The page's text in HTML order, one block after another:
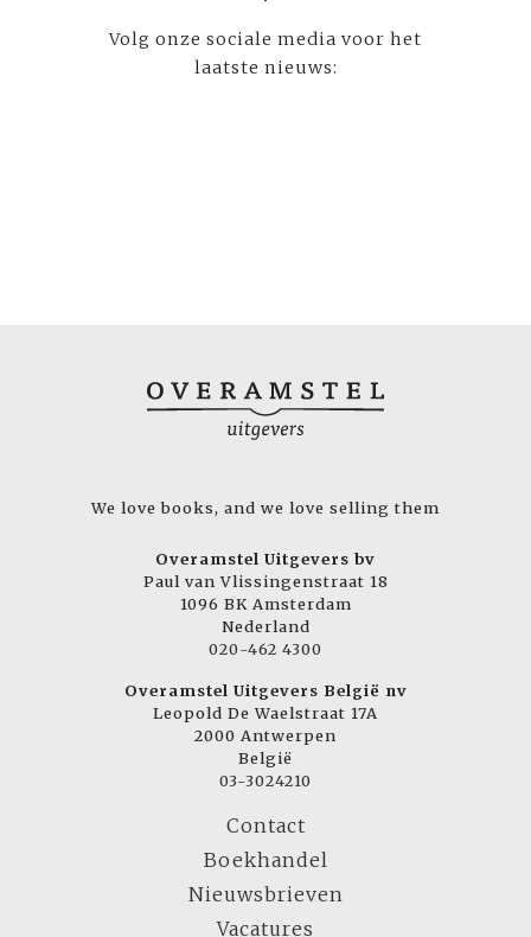
Volg onze sociale media voor het
laatste nieuws:
We love books, and we love selling them
Overamstel Uitgevers bv
Paul van Vlissingenstraat 18
1096 BK Amsterdam
Nederland
020-462 4300
Overamstel Uitgevers België nv
Leopold De Waelstraat 17A
2000 Antwerpen
België
03-3024210
Contact
Boekhandel
Nieuwsbrieven
Vacatures